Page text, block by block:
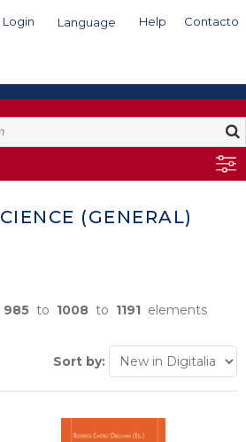
Login Language Help Contacto
(GENERAL)
985 to 1008 to 1191 elements
Sort by: